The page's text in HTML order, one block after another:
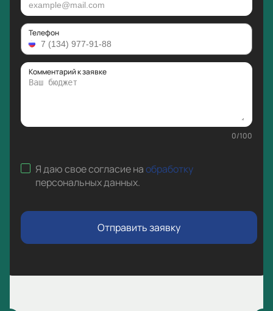
Телефон
Комментарий к заявке
0/100
Я даю свое согласие наобработку
персональных данных.
Отправить заявку